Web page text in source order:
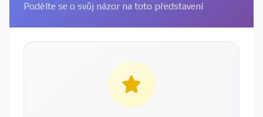
Podělte se o svůj názor na toto představení